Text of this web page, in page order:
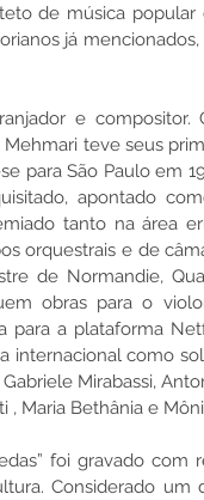
de música popular
já
e compositor.
Mehmari teve seus
para São Paulo em
apontado
tanto na área
orquestrais e de
de Normandie,
obras para o
para a plataforma
internacional como
Mirabassi,
, Maria Bethânia e
foi gravado
Considerado